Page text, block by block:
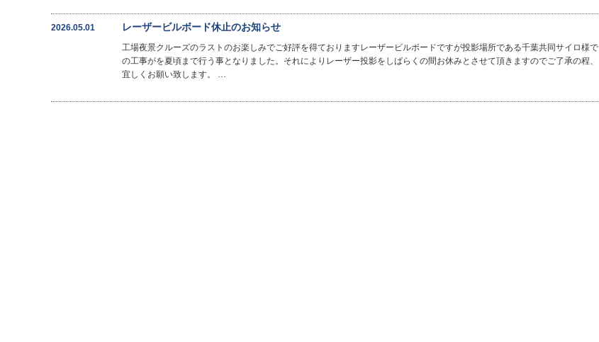
2026.05.01 レーザービルボード休止のお知らせ
工場夜景クルーズのラストのお楽しみでご好評を得ておりますレーザービルボードですが投影場所である千葉共同サイロ様で
の工事がを夏頃まで行う事となりました。それによりレーザー投影をしばらくの間お休みとさせて頂きますのでご了承の程、
宜しくお願い致します。 …